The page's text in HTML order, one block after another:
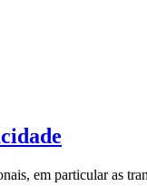
em particular as